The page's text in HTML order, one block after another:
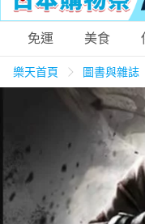
購物網分類
美食
3C家
免運 美食
樂天首頁 圖書與雜誌